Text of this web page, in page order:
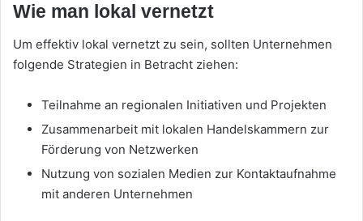
Wie man lokal vernetzt
Um effektiv lokal vernetzt zu sein, sollten Unternehmen
folgende Strategien in Betracht ziehen:
Teilnahme an regionalen Initiativen und Projekten
Zusammenarbeit mit lokalen Handelskammern zur
Förderung von Netzwerken
Nutzung von sozialen Medien zur Kontaktaufnahme
mit anderen Unternehmen